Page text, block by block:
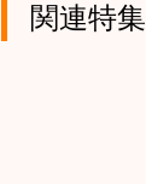
関連特集